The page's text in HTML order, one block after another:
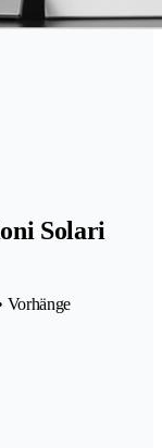
Solari
Vorhänge